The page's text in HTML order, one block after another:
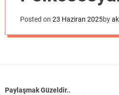
Eğitimi Aldı
Posted on 23 Haziran 2025by
Paylaşmak Güzeldir..